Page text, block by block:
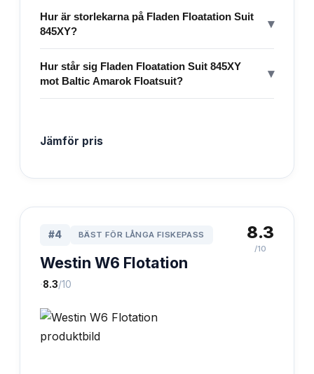
Hur är storlekarna på Fladen Floatation Suit
845XY?
▾
Hur står sig Fladen Floatation Suit 845XY
mot Baltic Amarok Floatsuit?
▾
Jämför pris
#4 BÄST FÖR LÅNGA FISKEPASS
Westin W6 Flotation
·8.3/10
8.3
/10